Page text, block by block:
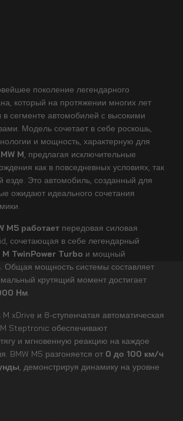
поколение легендарного
который на протяжении многих лет
в сегменте автомобилей с высокими
Модель сочетает в себе роскошь,
и мощность, характерную для
M , предлагая исключительные
как в повседневных условиях, так
езде. Это автомобиль, созданный для
ожидают идеального сочетания
M5 работает передовая силовая
сочетающая в себе легендарный
TwinPower Turbo и мощный
Общая мощность системы составляет
крутящий момент достигает
Нм
xDrive и 8-ступенчатая автоматическая
Steptronic обеспечивают
и мгновенную реакцию на каждое
BMW M5 разгоняется от 0 до 100 км/ч
, демонстрируя динамику на уровне